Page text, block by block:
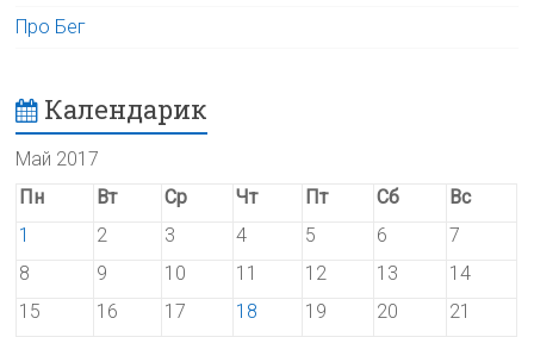
Про Бег
Календарик
Май 2017
Пн
Вт Ср Чт Пт Сб
Вс
1
2 3 4 5 6
7
8
9 10 11 12 13
14
15
16 17 18 19 20
21